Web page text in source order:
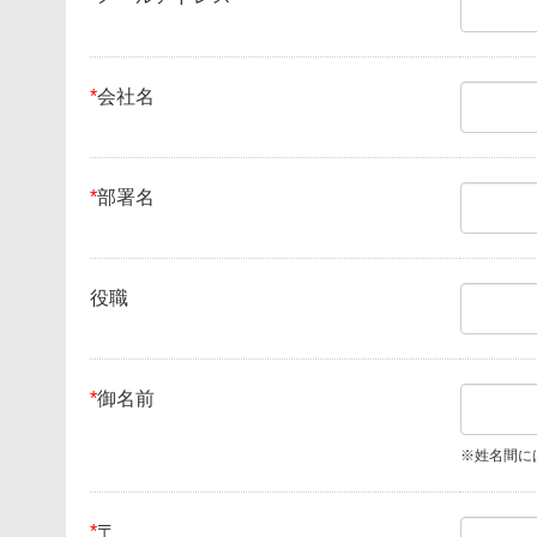
*会社名
*部署名
役職
*御名前
※姓名間に
*〒